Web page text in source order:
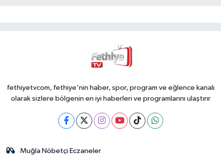
fethiyetvcom, fethiye'nin haber, spor, program ve eğlence kanalı
olarak sizlere bölgenin en iyi haberleri ve programlarını ulaştırır
Muğla Nöbetçi Eczaneler